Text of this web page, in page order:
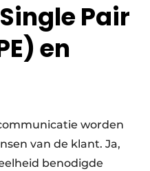
Pair
en
worden
van de klant. Ja,
benodigde